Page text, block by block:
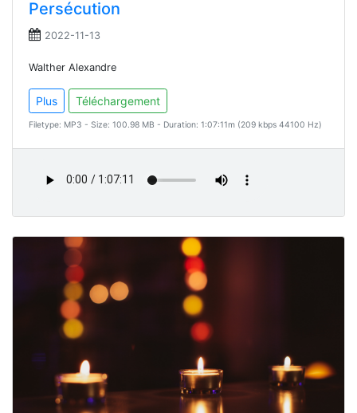
Persécution
2022-11-13
Walther Alexandre
Plus Téléchargement
Filetype: MP3 - Size: 100.98 MB - Duration: 1:07:11m (209 kbps 44100 Hz)